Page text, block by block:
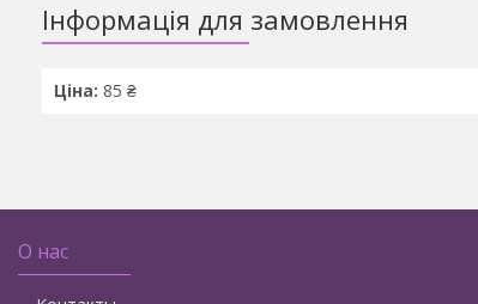
Інформація для замовлення
Ціна: 85 ₴
О нас